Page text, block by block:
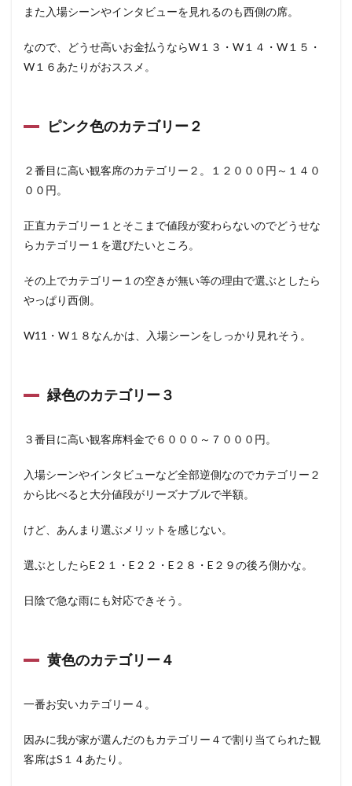
また入場シーンやインタビューを見れるのも西側の席。
なので、どうせ高いお金払うならW１３・W１４・W１５・
W１６あたりがおススメ。
ピンク色のカテゴリー２
２番目に高い観客席のカテゴリー２。１２０００円～１４０
００円。
正直カテゴリー１とそこまで値段が変わらないのでどうせな
らカテゴリー１を選びたいところ。
その上でカテゴリー１の空きが無い等の理由で選ぶとしたら
やっぱり西側。
W11・W１８なんかは、入場シーンをしっかり見れそう。
緑色のカテゴリー３
３番目に高い観客席料金で６０００～７０００円。
入場シーンやインタビューなど全部逆側なのでカテゴリー２
から比べると大分値段がリーズナブルで半額。
けど、あんまり選ぶメリットを感じない。
選ぶとしたらE２１・E２２・E２８・E２９の後ろ側かな。
日陰で急な雨にも対応できそう。
黄色のカテゴリー４
一番お安いカテゴリー４。
因みに我が家が選んだのもカテゴリー４で割り当てられた観
客席はS１４あたり。